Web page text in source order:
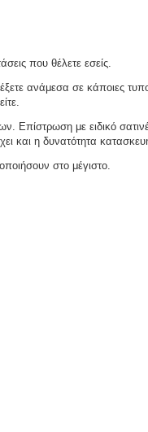
που θέλετε εσείς.
ανάμεσα σε κάποιες
με ειδικό σατινέ
και η δυνατότητα
στο μέγιστο.